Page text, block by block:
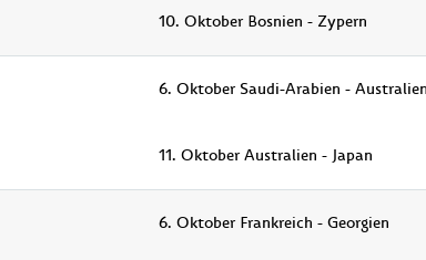
10. Oktober Bosnien - Zypern
6. Oktober Saudi-Arabien - Australien
11. Oktober Australien - Japan
6. Oktober Frankreich - Georgien